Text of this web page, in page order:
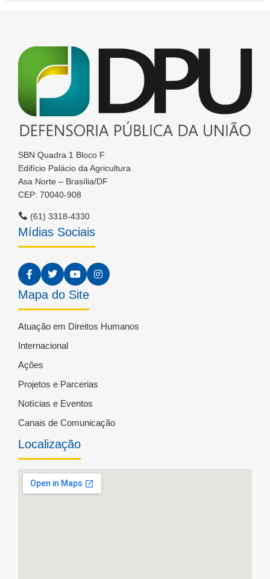
SBN Quadra 1 Bloco F
Edifício Palácio da Agricultura
Asa Norte – Brasília/DF
CEP: 70040-908
(61) 3318-4330
Mídias Sociais
Mapa do Site
Atuação em Direitos Humanos
Internacional
Ações
Projetos e Parcerias
Notícias e Eventos
Canais de Comunicação
Localização